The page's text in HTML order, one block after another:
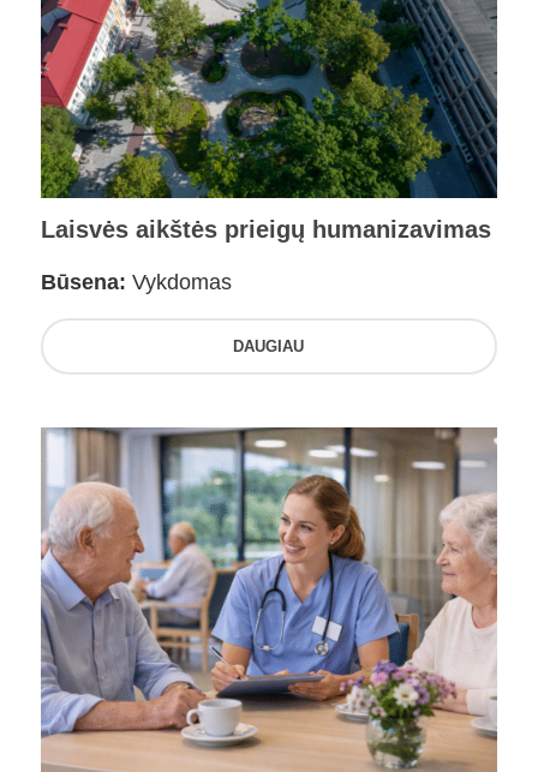
Laisvės aikštės prieigų humanizavimas
Būsena: Vykdomas
DAUGIAU